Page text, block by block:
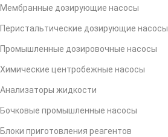
Мембранные дозирующие насосы
Перистальтические дозирующие насосы
Промышленные дозировочные насосы
Химические центробежные насосы
Анализаторы жидкости
Бочковые промышленные насосы
Блоки приготовления реагентов